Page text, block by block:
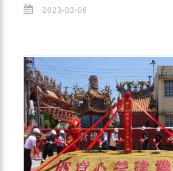
2023-03-06